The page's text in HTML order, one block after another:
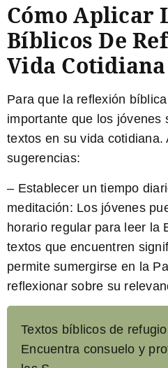
Cómo Aplicar
Bíblicos De
Vida Cotidiana
Para que la reflexión
importante que los jóvenes
textos en su vida cotidiana.
sugerencias:
– Establecer un tiempo
meditación: Los jóvenes
horario regular para leer la
textos que encuentren
permite sumergirse en la
reflexionar sobre su
Textos bíblicos de
Encuentra consuelo y